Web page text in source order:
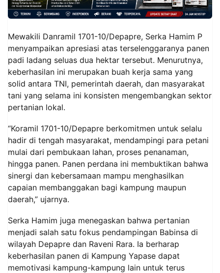
Mewakili Danramil 1701-10/Depapre, Serka Hamim P
menyampaikan apresiasi atas terselenggaranya panen
padi ladang seluas dua hektar tersebut. Menurutnya,
keberhasilan ini merupakan buah kerja sama yang
solid antara TNI, pemerintah daerah, dan masyarakat
tani yang selama ini konsisten mengembangkan sektor
pertanian lokal.
“Koramil 1701-10/Depapre berkomitmen untuk selalu
hadir di tengah masyarakat, mendampingi para petani
mulai dari pembukaan lahan, proses penanaman,
hingga panen. Panen perdana ini membuktikan bahwa
sinergi dan kebersamaan mampu menghasilkan
capaian membanggakan bagi kampung maupun
daerah,” ujarnya.
Serka Hamim juga menegaskan bahwa pertanian
menjadi salah satu fokus pendampingan Babinsa di
wilayah Depapre dan Raveni Rara. Ia berharap
keberhasilan panen di Kampung Yapase dapat
memotivasi kampung-kampung lain untuk terus